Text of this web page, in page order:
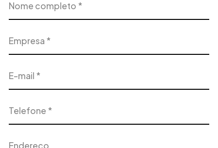
completo
mail